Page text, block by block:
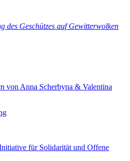
des Geschützes auf Gewitterwolken
von Anna Scherbyna & Valentina
für Solidarität und Offene